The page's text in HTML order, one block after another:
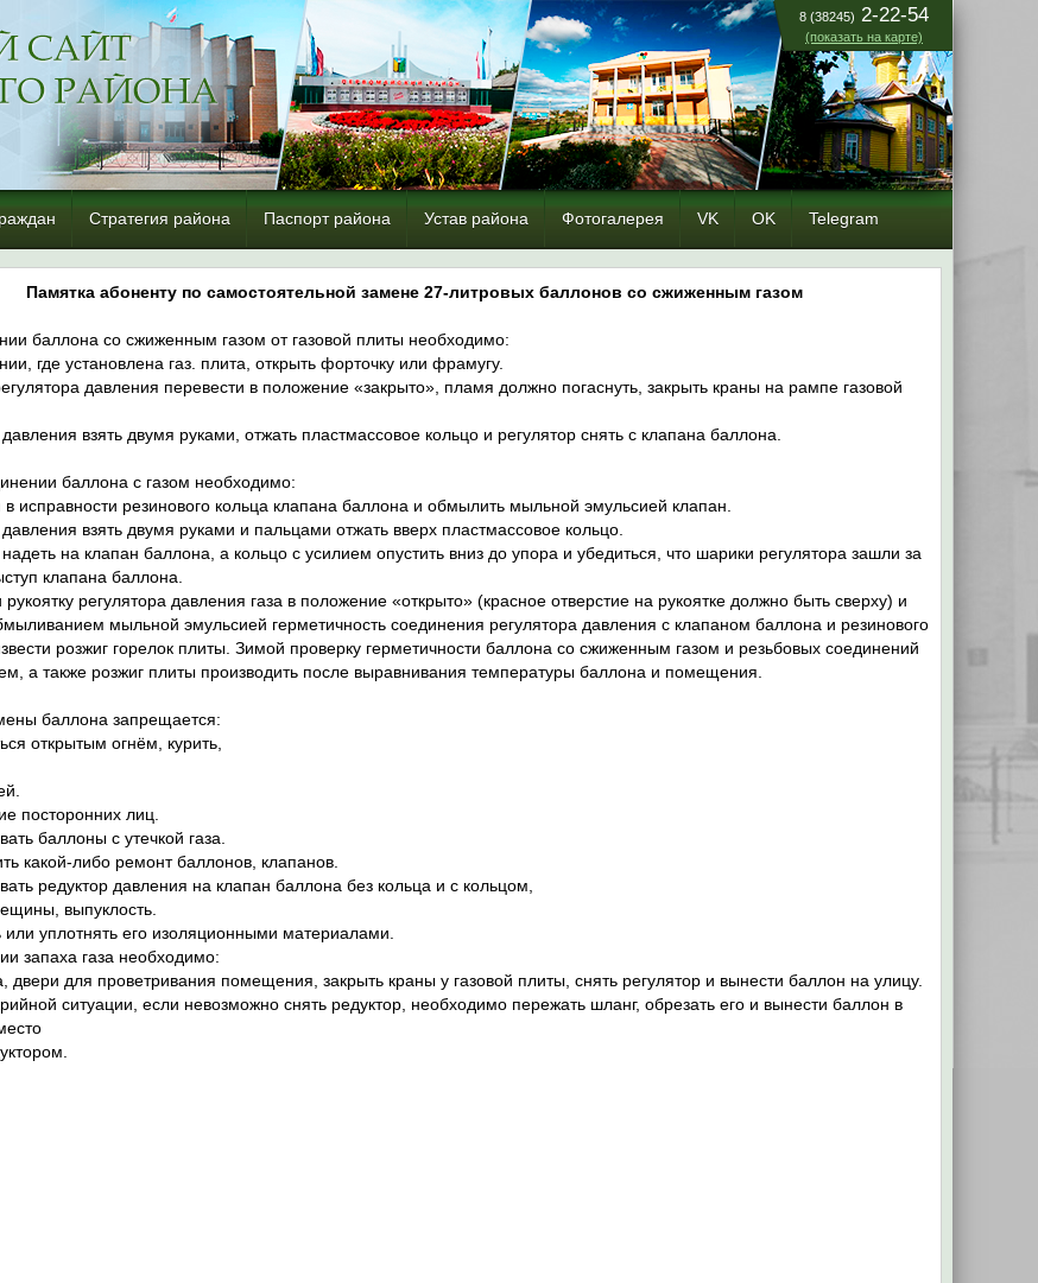
8 (38245) 2-22-54
(показать на карте)
Стратегия района Паспорт района Устав района Фотогалерея VK OK Telegram
Памятка абоненту по самостоятельной замене 27-литровых баллонов со сжиженным газом
баллона со сжиженным газом от газовой плиты необходимо:
где установлена газ. плита, открыть форточку или фрамугу.
давления перевести в положение «закрыто», пламя должно погаснуть, закрыть краны на рампе газовой
взять двумя руками, отжать пластмассовое кольцо и регулятор снять с клапана баллона.
баллона с газом необходимо:
в исправности резинового кольца клапана баллона и обмылить мыльной эмульсией клапан.
взять двумя руками и пальцами отжать вверх пластмассовое кольцо.
на клапан баллона, а кольцо с усилием опустить вниз до упора и убедиться, что шарики регулятора зашли за
клапана баллона.
регулятора давления газа в положение «открыто» (красное отверстие на рукоятке должно быть сверху) и
мыльной эмульсией герметичность соединения регулятора давления с клапаном баллона и резинового
розжиг горелок плиты. Зимой проверку герметичности баллона со сжиженным газом и резьбовых соединений
а также розжиг плиты производить после выравнивания температуры баллона и помещения.
баллона запрещается:
открытым огнём, курить,
посторонних лиц.
баллоны с утечкой газа.
какой-либо ремонт баллонов, клапанов.
редуктор давления на клапан баллона без кольца и с кольцом,
выпуклость.
или уплотнять его изоляционными материалами.
запаха газа необходимо:
двери для проветривания помещения, закрыть краны у газовой плиты, снять регулятор и вынести баллон на улицу.
ситуации, если невозможно снять редуктор, необходимо пережать шланг, обрезать его и вынести баллон в